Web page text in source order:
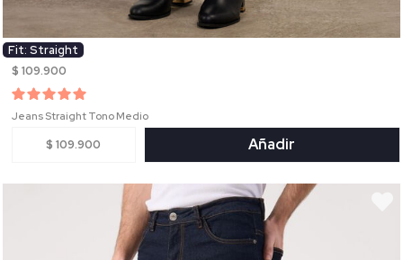
Fit: Straight
$ 109.900
Jeans Straight Tono Medio
$ 109.900 Añadir